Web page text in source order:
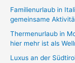
a
c
h
Familienurlaub in
gemeinsame
Thermenurlaub in
hier mehr ist als
Luxus an der